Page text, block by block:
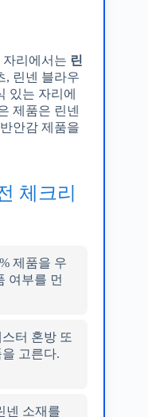
리에서는 린
, 린넨 블라우
있는 자리에
제품은 린넨
안감 제품을
체크리
제품을 우
여부를 먼
터 혼방 또
고른다.
소재를